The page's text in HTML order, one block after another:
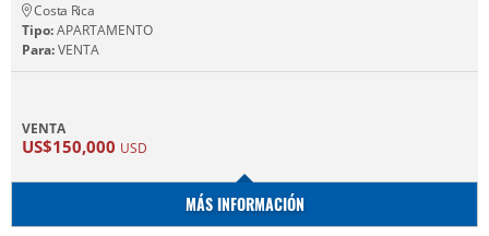
Costa Rica
Tipo:APARTAMENTO
Para:VENTA
VENTA
US$150,000 USD
MÁS INFORMACIÓN